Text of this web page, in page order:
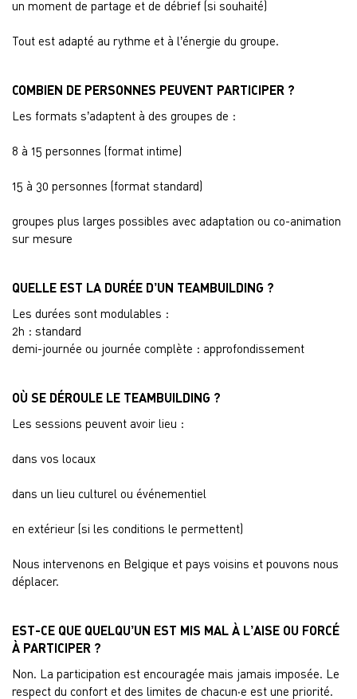
un moment de partage et de débrief (si souhaité)
Tout est adapté au rythme et à l’énergie du groupe.
COMBIEN DE PERSONNES PEUVENT PARTICIPER ?
Les formats s’adaptent à des groupes de :
8 à 15 personnes (format intime)
15 à 30 personnes (format standard)
groupes plus larges possibles avec adaptation ou co-animation
sur mesure
QUELLE EST LA DURÉE D’UN TEAMBUILDING ?
Les durées sont modulables :
2h : standard
demi-journée ou journée complète : approfondissement
OÙ SE DÉROULE LE TEAMBUILDING ?
Les sessions peuvent avoir lieu :
dans vos locaux
dans un lieu culturel ou événementiel
en extérieur (si les conditions le permettent)
Nous intervenons en Belgique et pays voisins et pouvons nous
déplacer.
EST-CE QUE QUELQU’UN EST MIS MAL À L’AISE OU FORCÉ
À PARTICIPER ?
Non. La participation est encouragée mais jamais imposée. Le
respect du confort et des limites de chacun·e est une priorité.